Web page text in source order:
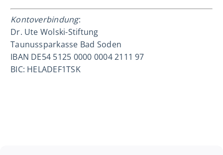
Kontoverbindung:
Dr. Ute Wolski-Stiftung
Taunussparkasse Bad Soden
IBAN DE54 5125 0000 0004 2111 97
BIC: HELADEF1TSK